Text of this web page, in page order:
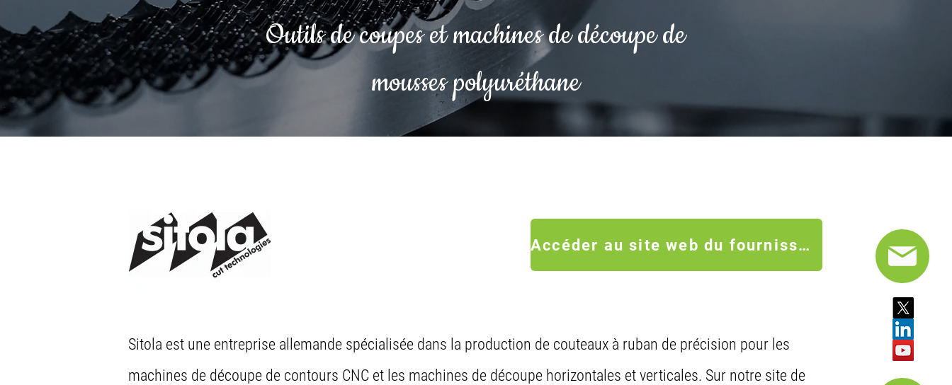
Outils de coupes et machines de découpe de
mousses polyuréthane
Accéder au site web du fournisseur
Sitola est une entreprise allemande spécialisée dans la production de couteaux à ruban de précision pour les
machines de découpe de contours CNC et les machines de découpe horizontales et verticales. Sur notre site de